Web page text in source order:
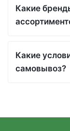
Какие
Какие
самовывоз?